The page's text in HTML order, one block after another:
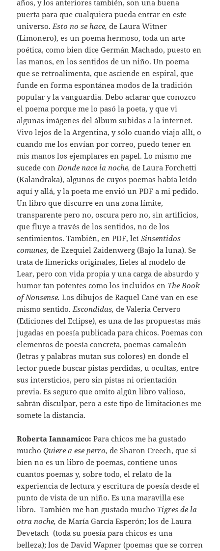
años, y los anteriores también, son una buena
puerta para que cualquiera pueda entrar en este
universo.Esto no se hace, de Laura Witner
(Limonero), es un poema hermoso, toda un arte
poética, como bien dice Germán Machado, puesto en
las manos, en los sentidos de un niño. Un poema
que se retroalimenta, que asciende en espiral, que
funde en forma espontánea modos de la tradición
popular y la vanguardia. Debo aclarar que conozco
el poema porque me lo pasó la poeta, y que vi
algunas imágenes del álbum subidas a la internet.
Vivo lejos de la Argentina, y sólo cuando viajo allí, o
cuando me los envían por correo, puedo tener en
mis manos los ejemplares en papel. Lo mismo me
sucede conDonde nace la noche, de Laura Forchetti
(Kalandraka), algunos de cuyos poemas había leído
aquí y allá, y la poeta me envió un PDF a mi pedido.
Un libro que discurre en una zona límite,
transparente pero no, oscura pero no, sin artificios,
que fluye a través de los sentidos, no de los
sentimientos. También, en PDF, leíSinsentidos
comunes, de Ezequiel Zaidenwerg (Bajo la luna). Se
trata de limericks originales, fieles al modelo de
Lear, pero con vida propia y una carga de absurdo y
humor tan potentes como los incluidos en The Book
of Nonsense. Los dibujos de Raquel Cané van en ese
mismo sentido.Escondidas, de Valeria Cervero
(Ediciones del Eclipse), es una de las propuestas más
jugadas en poesía publicada para chicos. Poemas con
elementos de poesía concreta, poemas camaleón
(letras y palabras mutan sus colores) en donde el
lector puede buscar pistas perdidas, u ocultas, entre
sus intersticios, pero sin pistas ni orientación
previa. Es seguro que omito algún libro valioso,
sabrán disculpar, pero a este tipo de limitaciones me
somete la distancia.
Roberta Iannamico:Para chicos me ha gustado
muchoQuiere a ese perro, de Sharon Creech, que si
bien no es un libro de poemas, contiene unos
cuantos poemas y, sobre todo, el relato de la
experiencia de lectura y escritura de poesía desde el
punto de vista de un niño. Es una maravilla ese
libro. También me han gustado mucho Tigres de la
otra noche, de María García Esperón; los de Laura
Devetach (toda su poesía para chicos es una
belleza); los de David Wapner (poemas que se corren